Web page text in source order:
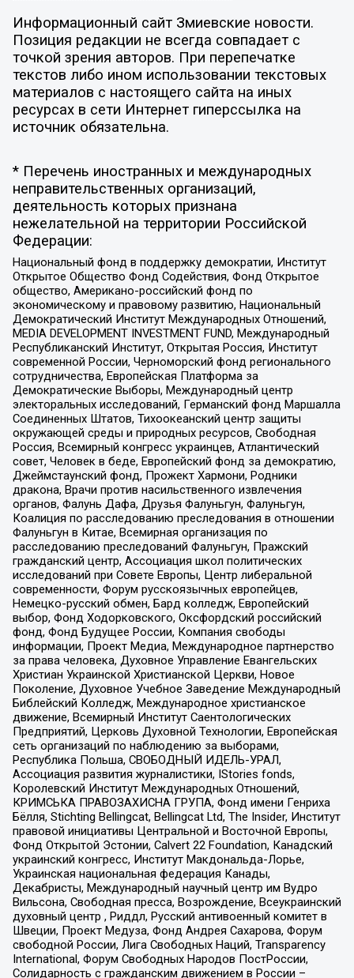
Информационный сайт Змиевские новости.
Позиция редакции не всегда совпадает с
точкой зрения авторов. При перепечатке
текстов либо ином использовании текстовых
материалов с настоящего сайта на иных
ресурсах в сети Интернет гиперссылка на
источник обязательна.
* Перечень иностранных и международных
неправительственных организаций,
деятельность которых признана
нежелательной на территории Российской
Федерации:
Национальный фонд в поддержку демократии, Институт
Открытое Общество Фонд Содействия, Фонд Открытое
общество, Американо-российский фонд по
экономическому и правовому развитию, Национальный
Демократический Институт Международных Отношений,
MEDIA DEVELOPMENT INVESTMENT FUND, Международный
Республиканский Институт, Открытая Россия, Институт
современной России, Черноморский фонд регионального
сотрудничества, Европейская Платформа за
Демократические Выборы, Международный центр
электоральных исследований, Германский фонд Маршалла
Соединенных Штатов, Тихоокеанский центр защиты
окружающей среды и природных ресурсов, Свободная
Россия, Всемирный конгресс украинцев, Атлантический
совет, Человек в беде, Европейский фонд за демократию,
Джеймстаунский фонд, Прожект Хармони, Родники
дракона, Врачи против насильственного извлечения
органов, Фалунь Дафа, Друзья Фалуньгун, Фалуньгун,
Коалиция по расследованию преследования в отношении
Фалуньгун в Китае, Всемирная организация по
расследованию преследований Фалуньгун, Пражский
гражданский центр, Ассоциация школ политических
исследований при Совете Европы, Центр либеральной
современности, Форум русскоязычных европейцев,
Немецко-русский обмен, Бард колледж, Европейский
выбор, Фонд Ходорковского, Оксфордский российский
фонд, Фонд Будущее России, Компания свободы
информации, Проект Медиа, Международное партнерство
за права человека, Духовное Управление Евангельских
Христиан Украинской Христианской Церкви, Новое
Поколение, Духовное Учебное Заведение Международный
Библейский Колледж, Международное христианское
движение, Всемирный Институт Саентологических
Предприятий, Церковь Духовной Технологии, Европейская
сеть организаций по наблюдению за выборами,
Республика Польша, СВОБОДНЫЙ ИДЕЛЬ-УРАЛ,
Ассоциация развития журналистики, IStories fonds,
Королевский Институт Международных Отношений,
КРИМСЬКА ПРАВОЗАХИСНА ГРУПА, Фонд имени Генриха
Бёлля, Stichting Bellingcat, Bellingcat Ltd, The Insider, Институт
правовой инициативы Центральной и Восточной Европы,
Фонд Открытой Эстонии, Calvert 22 Foundation, Канадский
украинский конгресс, Институт Макдональда-Лорье,
Украинская национальная федерация Канады,
Декабристы, Международный научный центр им Вудро
Вильсона, Свободная пресса, Возрождение, Всеукраинский
духовный центр , Риддл, Русский антивоенный комитет в
Швеции, Проект Медуза, Фонд Андрея Сахарова, Форум
свободной России, Лига Свободных Наций, Transparеncy
International, Форум Свободных Народов ПостРоссии,
Солидарность с гражданским движением в России –